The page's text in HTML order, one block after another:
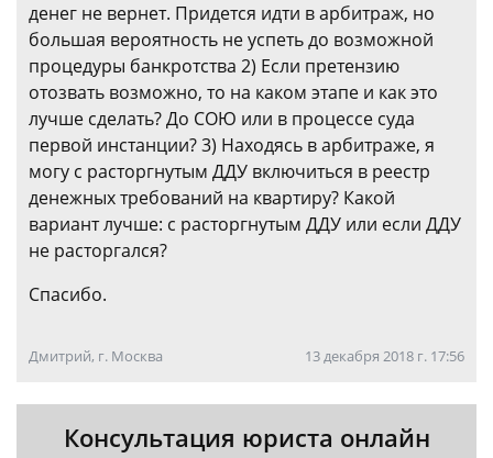
денег не вернет. Придется идти в арбитраж, но
большая вероятность не успеть до возможной
процедуры банкротства 2) Если претензию
отозвать возможно, то на каком этапе и как это
лучше сделать? До СОЮ или в процессе суда
первой инстанции? 3) Находясь в арбитраже, я
могу с расторгнутым ДДУ включиться в реестр
денежных требований на квартиру? Какой
вариант лучше: с расторгнутым ДДУ или если ДДУ
не расторгался?
Спасибо.
Дмитрий, г. Москва 13 декабря 2018 г. 17:56
Консультация юриста онлайн